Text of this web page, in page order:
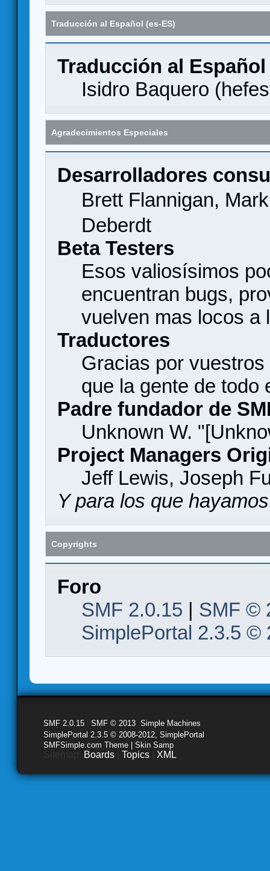
Traducción al Español (es-ES)
Traducción al Español
Isidro Baquero (
Agradecimientos Especiales
Desarrolladores
Brett Flannigan,
Deberdt
Beta Testers
Esos valiosísimos
encuentran bugs,
vuelven mas locos a
Traductores
Gracias por
que la gente de todo
Padre fundador de
Unknown W.
Project Managers
Jeff Lewis, Joseph
Y para los que
Copyrights
Foro
SMF 2.0.15 | SMF ©
SimplePortal 2.3.5 ©
SMF 2.0.15 SMF © 2013 Simple Machines
SimplePortal 2.3.5 © 2008-2012, SimplePortal
SMFSimple.com Theme | Skin Samp
Boards Topics XML